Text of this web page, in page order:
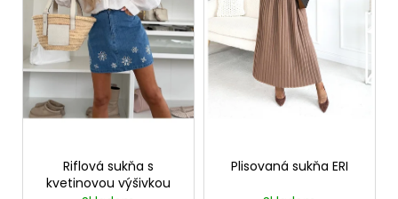
Riflová sukňa s
kvetinovou výšivkou
Plisovaná sukňa ERI